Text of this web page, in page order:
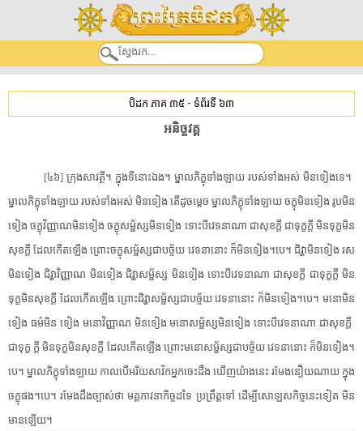
បិដក ភាគ ៣៥ - ទំព័រទី ៦៣
​អនិច្ច​វគ្គ​
[​៤៦​]​ ​ក្រុង​សាវត្ថី​។​ ​ក្នុង​ទីនោះ​ឯង​។​ ​ម្នាល​ភិក្ខុ​ទាំងឡាយ​ ​របស់​ទាំងអស់​ ​មិន​ទៀង​ទេ​។​ ​
ម្នាល​ភិក្ខុ​ទាំងឡាយ​ ​របស់​ទាំងអស់​ ​មិន​ទៀង​ ​តើ​ដូចម្តេច​ ​ម្នាល​ភិក្ខុ​ទាំងឡាយ​ ​ចក្ខុ​មិន​ទៀង​ ​រូប​មិន​
ទៀង​ ​ចក្ខុវិញ្ញាណ​មិន​ទៀង​ ​ចក្ខុ​សម្ផ័​ស្ស​មិន​ទៀង​ ​ទោះបី​វេទនា​ណា​ ​ជា​សុខ​ក្តី​ ​ជា​ទុក្ខ​ក្តី​ ​មិន​ទុក្ខ​មិន
សុខ​ក្តី​ ​ដែល​កើតឡើង​ ​ព្រោះ​ចក្ខុ​សម្ផ័​ស្ស​ជា​បច្ច័យ​ ​វេទនា​នោះ​ ​ក៏​មិន​ទៀង​។​បេ​។​ ​ជិវ្ហា​មិន​ទៀង​ ​រស​
មិន​ទៀង​ ​ជិវ្ហា​វិញ្ញាណ​ ​មិន​ទៀង​ ​ជិវ្ហា​សម្ផ័​ស្ស​ ​មិន​ទៀង​ ​ទោះបី​វេទនា​ណា​ ​ជា​សុខ​ក្តី​ ​ជា​ទុក្ខ​ក្តី​ ​មិន​
ទុក្ខ​មិនសុខ​ក្តី​ ​ដែល​កើតឡើង​ ​ព្រោះ​ជិវ្ហា​សម្ផ័​ស្ស​ជា​បច្ច័យ​ ​វេទនា​នោះ​ ​ក៏​មិន​ទៀង​។​បេ​។​ ​មនោ​មិន​
ទៀង​ ​ធម៌​មិន​ ​ទៀង​ ​មនោវិញ្ញាណ​ ​មិន​ទៀង​ ​មនោ​សម្ផ័​ស្ស​មិន​ទៀង​ ​ទោះបី​វេទនា​ណា​ ​ជា​សុខ​ក្តី​ ​
ជា​ទុក្ខ​ ​ក្តី​ ​មិន​ទុក្ខ​មិនសុខ​ក្តី​ ​ដែល​កើតឡើង​ ​ព្រោះ​មនោ​សម្ផ័​ស្ស​ជា​បច្ច័យ​ ​វេទនា​នោះ​ ​ក៏​មិន​ទៀង​។​
បេ​។​ ​ម្នាល​ភិក្ខុ​ទាំងឡាយ​ ​កាលបើ​អរិយសាវ័ក​អ្នកចេះដឹង​ ​ឃើញ​យ៉ាងនេះ​ ​រមែង​នឿយណាយ​ ​ក្នុង​
ចក្ខុ​ផង​។​បេ​។​ ​រមែង​ដឹង​ច្បាស់​ថា​ ​មគ្គ​ភាវនា​កិច្ច​ដទៃ​ ​ប្រព្រឹត្តទៅ​ ​ដើម្បី​សោឡស​កិច្ច​នេះ​ទៀត​ ​មិន​
មាន​ឡើយ​។​